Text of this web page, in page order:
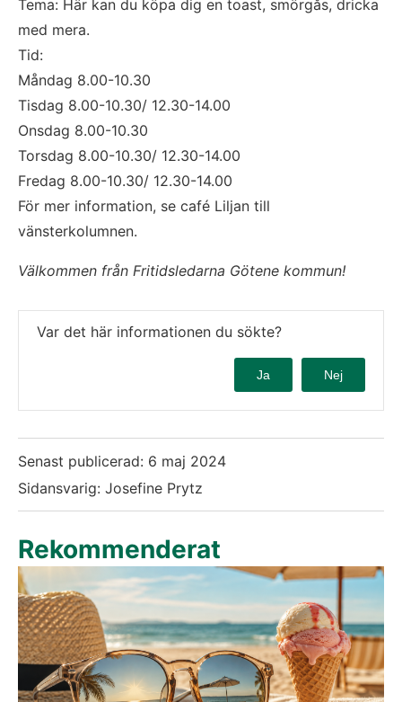
Tema: Här kan du köpa dig en toast, smörgås, dricka
med mera.
Tid:
Måndag 8.00-10.30
Tisdag 8.00-10.30/ 12.30-14.00
Onsdag 8.00-10.30
Torsdag 8.00-10.30/ 12.30-14.00
Fredag 8.00-10.30/ 12.30-14.00
För mer information, se café Liljan till
vänsterkolumnen.
Välkommen från Fritidsledarna Götene kommun!
Var det här informationen du sökte?
Ja Nej
Senast publicerad: 6 maj 2024
Sidansvarig: Josefine Prytz
Rekommenderat